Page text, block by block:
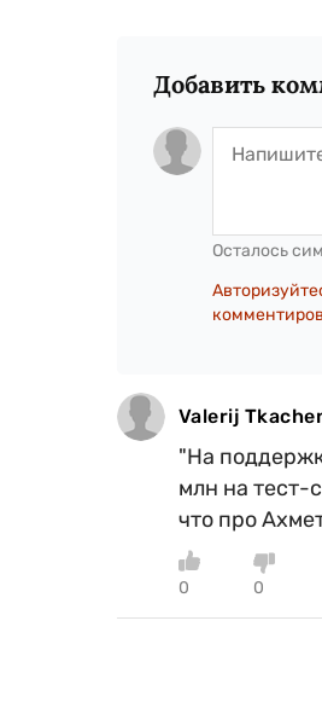
Добавить
Осталось
Valerij
"На
млн на
что про
0 0